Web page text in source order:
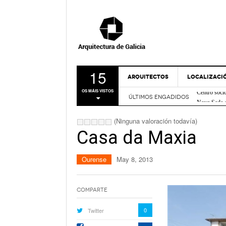
15
OS MÁIS VISTOS
ARQUITECTOS
A CORUÑA
PONTEVEDRA
ÚLTIMOS ENGADIDOS
Centro
(Ninguna valoración todavía)
Casa da Maxia
Ourense May 8, 2013
Comparte
Twitter 0